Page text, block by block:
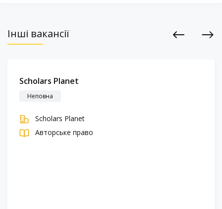
Інші вакансії
Scholars Planet
Неповна
Scholars Planet
Авторське право